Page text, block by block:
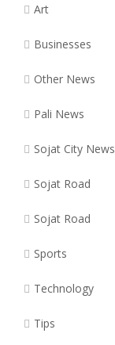
Art
Businesses
Other News
Pali News
Sojat City News
Sojat Road
Sojat Road
Sports
Technology
Tips